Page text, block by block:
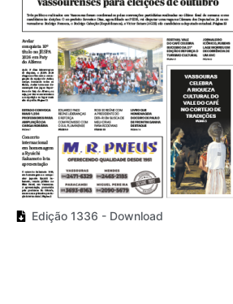
Edição 1336 - Download